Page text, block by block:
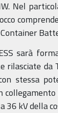
Nel
sarà
rilasciate da
stessa
36 kV della